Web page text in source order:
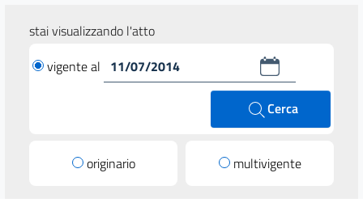
stai visualizzando l'atto
vigente al
Cerca
originario multivigente